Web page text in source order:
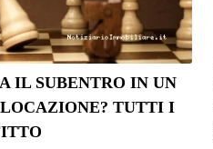
IL SUBENTRO IN UN
TUTTI I